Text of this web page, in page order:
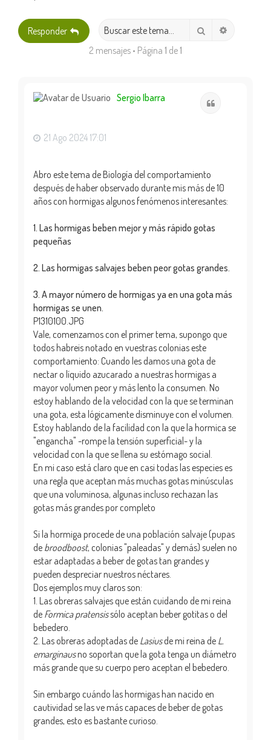
Responder Buscar
2 mensajes • Página 1 de1
Sergio Ibarra
21 Ago 2024 17:01
Abro este tema de Biología del comportamiento
después de haber observado durante mis más de 10
años con hormigas algunos fenómenos interesantes:
1. Las hormigas beben mejor y más rápido gotas
pequeñas
2. Las hormigas salvajes beben peor gotas grandes.
3. A mayor número de hormigas ya en una gota más
hormigas se unen.
P1310100.JPG
Vale, comenzamos con el primer tema, supongo que
todos habreis notado en vuestras colonias este
comportamiento: Cuando les damos una gota de
nectar o líquido azucarado a nuestras hormigas a
mayor volumen peor y más lento la consumen. No
estoy hablando de la velocidad con la que se terminan
una gota, esta lógicamente disminuye con el volumen.
Estoy hablando de la facilidad con la que la hormica se
"engancha" -rompe la tensión superficial- y la
velocidad con la que se llena su estómago social.
En mi caso está claro que en casi todas las especies es
una regla que aceptan más muchas gotas minúsculas
que una voluminosa, algunas incluso rechazan las
gotas más grandes por completo
Si la hormiga procede de una población salvaje (pupas
de broodboost, colonias "paleadas" y demás) suelen no
estar adaptadas a beber de gotas tan grandes y
pueden despreciar nuestros néctares.
Dos ejemplos muy claros son:
1. Las obreras salvajes que están cuidando de mi reina
de Formica pratensissólo aceptan beber gotitas o del
bebedero.
2. Las obreras adoptadas de Lasiusde mi reina de L.
emarginausno soportan que la gota tenga un diámetro
más grande que su cuerpo pero aceptan el bebedero.
Sin embargo cuándo las hormigas han nacido en
cautividad se las ve más capaces de beber de gotas
grandes, esto es bastante curioso.